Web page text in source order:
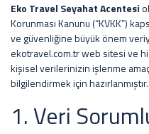
Eko Travel Seyahat Acentesi
Korunması Kanunu (“KVKK”)
ve güvenliğine büyük önem
ekotravel.com.tr web sitesi ve
kişisel verilerinizin işlenme
bilgilendirmek için hazırlanmıştır.
1. Veri